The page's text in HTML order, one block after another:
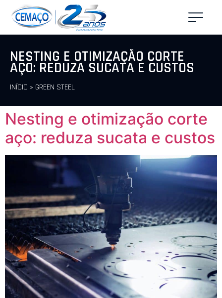
NESTING E OTIMIZAÇÃO CORTE
AÇO: REDUZA SUCATA E CUSTOS
INÍCIO » GREEN STEEL
Nesting e otimização corte
aço: reduza sucata e custos